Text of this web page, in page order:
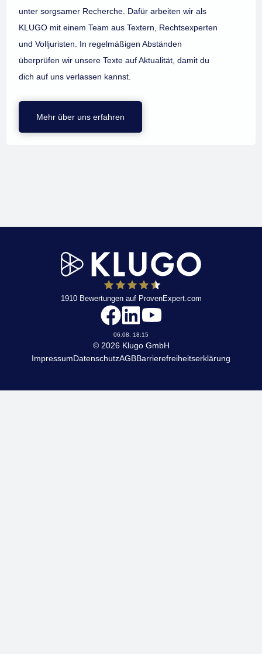
unter sorgsamer Recherche. Dafür arbeiten wir als
KLUGO mit einem Team aus Textern, Rechtsexperten
und Volljuristen. In regelmäßigen Abständen
überprüfen wir unsere Texte auf Aktualität, damit du
dich auf uns verlassen kannst.
Mehr über uns erfahren
KLUGO
1910Bewertungen auf ProvenExpert.com
06.08. 18:15
© 2026 Klugo GmbH
ImpressumDatenschutzAGBBarrierefreiheitserklärung